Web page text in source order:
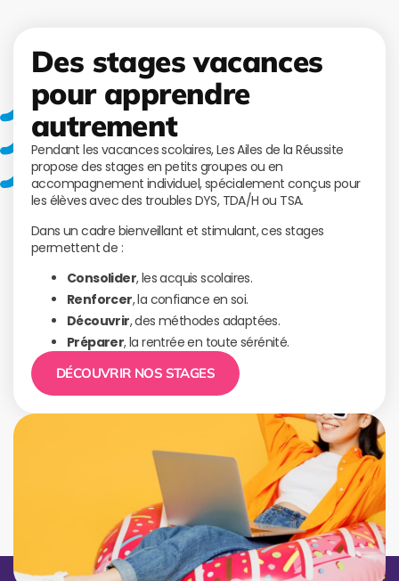
Des stages vacances
pour apprendre
autrement
Pendant les vacances scolaires, Les Ailes de la Réussite
propose des stages en petits groupes ou en
accompagnement individuel, spécialement conçus pour
les élèves avec des troubles DYS, TDA/H ou TSA.
Dans un cadre bienveillant et stimulant, ces stages
permettent de :
Consolider, les acquis scolaires.
Renforcer, la confiance en soi.
Découvrir, des méthodes adaptées.
Préparer, la rentrée en toute sérénité.
DÉCOUVRIR NOS STAGES